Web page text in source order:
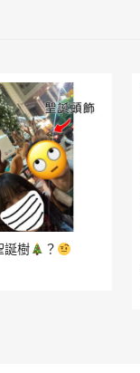
誕樹 ？